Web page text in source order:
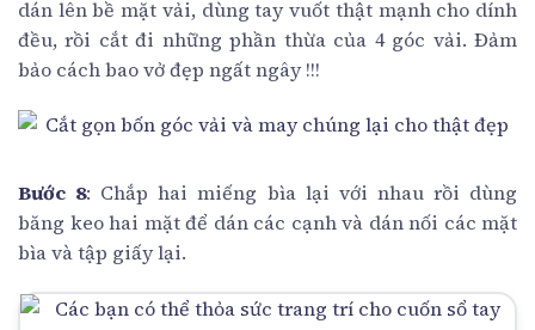
dán lên bề mặt vải, dùng tay vuốt thật mạnh cho dính
đều, rồi cắt đi những phần thừa của 4 góc vải. Đảm
bảo cách bao vở đẹp ngất ngây !!!
Bước 8: Chắp hai miếng bìa lại với nhau rồi dùng
băng keo hai mặt để dán các cạnh và dán nối các mặt
bìa và tập giấy lại.